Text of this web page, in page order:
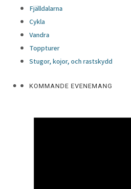
Fjälldalarna
Cykla
Vandra
Toppturer
Stugor, kojor, och rastskydd
KOMMANDE EVENEMANG